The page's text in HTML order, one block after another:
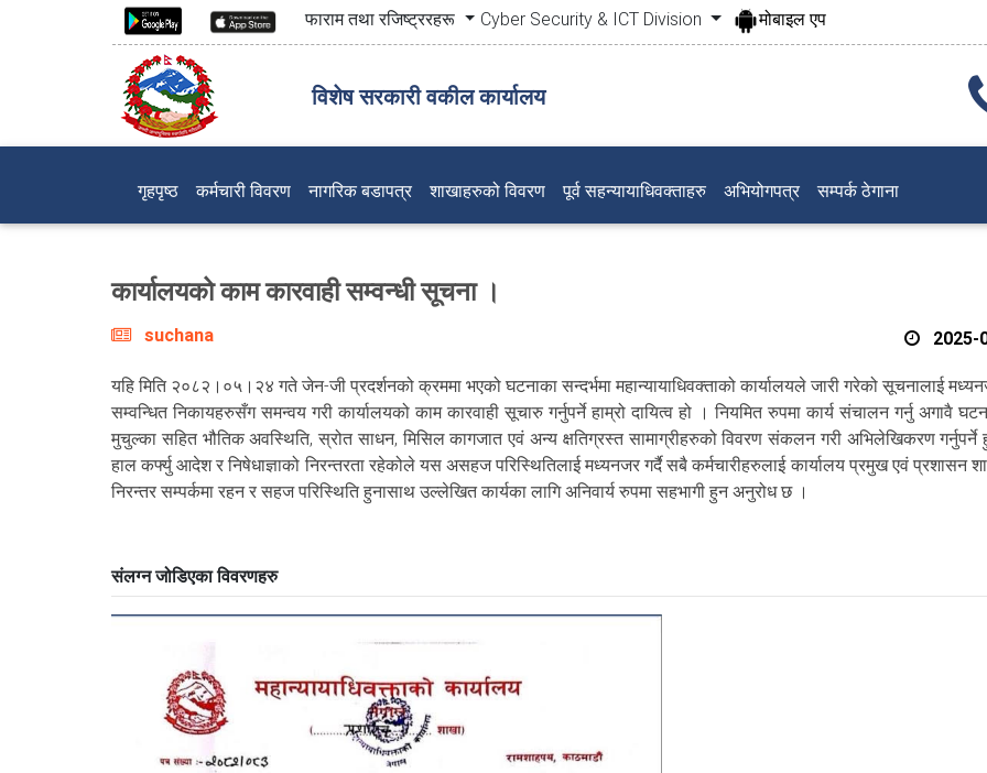
फाराम तथा रजिष्ट्ररहरू Cyber Security & ICT Division मोबाइल एप
विशेष सरकारी वकील कार्यालय
गृहपृष्ठ(current)
कर्मचारी विवरण नागरिक बडापत्र शाखाहरुको विवरण पूर्व सहन्यायाधिवक्ताहरु अभियोगपत्र सम्पर्क ठेगाना
कार्यालयको काम कारवाही सम्वन्धी सूचना ।
suchana 2025-
यहि मिति २०८२।०५।२४ गते जेन-जी प्रदर्शनको क्रममा भएको घटनाका सन्दर्भमा महान्यायाधिवक्ताको कार्यालयले जारी गरेको सूचनालाई
सम्वन्धित निकायहरुसँग समन्वय गरी कार्यालयको काम कारवाही सूचारु गर्नुपर्ने हाम्रो दायित्व हो । नियमित रुपमा कार्य संचालन गर्नु अगावै
मुचुल्का सहित भौतिक अवस्थिति, स्रोत साधन, मिसिल कागजात एवं अन्य क्षतिग्रस्त सामाग्रीहरुको विवरण संकलन गरी अभिलेखिकरण गर्नुपर्ने
हाल कर्फ्यु आदेश र निषेधाज्ञाको निरन्तरता रहेकोले यस असहज परिस्थितिलाई मध्यनजर गर्दै सबै कर्मचारीहरुलाई कार्यालय प्रमुख एवं प्रशासन
निरन्तर सम्पर्कमा रहन र सहज परिस्थिति हुनासाथ उल्लेखित कार्यका लागि अनिवार्य रुपमा सहभागी हुन अनुरोध छ ।
संलग्न जोडिएका विवरणहरु